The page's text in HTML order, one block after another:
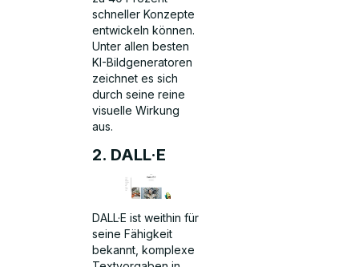
schneller Konzepte
entwickeln können.
Unter allen besten
KI-Bildgeneratoren
zeichnet es sich
durch seine reine
visuelle Wirkung
aus.
2. DALL·E
DALL·E ist weithin für
seine Fähigkeit
bekannt, komplexe